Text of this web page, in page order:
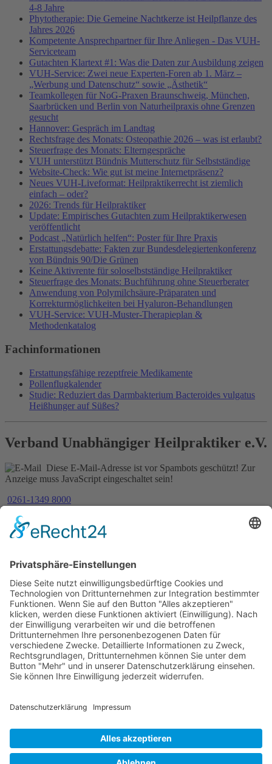
4-8 Jahre
Phytotherapie: Die Gemeine Nachtkerze ist Heilpflanze des
Jahres 2026
Kompetente Ansprechpartner für Ihre Anliegen - Das VUH-
Serviceteam
Gutachten Klartext #1: Was die Daten zur Ausbildung zeigen
VUH-Service: Zwei neue Experten-Foren ab 1. März –
„Werbung und Datenschutz“ sowie „Ästhetik“
Teamkollegen für NoG-Praxen Braunschweig, München,
Saarbrücken und Berlin von Naturheilpraxis ohne Grenzen
gesucht
Hannover: Gespräch im Landtag
Rechtsfrage des Monats: Osteopathie 2026 – was ist erlaubt?
Steuerfrage des Monats: Elterngespräche
VUH unterstützt Bündnis Mutterschutz für Selbstständige
Website-Check: Wie gut ist meine Internetpräsenz?
Neues VUH-Liveformat: Heilpraktikerrecht ist ziemlich
einfach – oder?
2026: Trends für Heilpraktiker
Update: Empirisches Gutachten zum Heilpraktikerwesen
veröffentlicht
Podcast „Natürlich helfen“: Poster für Ihre Praxis
Erstattungsdebatte: Fakten zur Bundesdelegiertenkonferenz
von Bündnis 90/Die Grünen
Keine Aktivrente für soloselbstständige Heilpraktiker
Steuerfrage des Monats: Buchführung ohne Steuerberater
Anwendung von Polymilchsäure-Präparaten und
Korrekturmöglichkeiten bei Hyaluron-Behandlungen
VUH-Service: VUH-Muster-Therapieplan &
Methodenkatalog
Fachinformationen
Erstattungsfähige rezeptfreie Medikamente
Pollenflugkalender
Studie: Reduziert das Darmbakterium Bacteroides vulgatus
Heißhunger auf Süßes?
Verband Unabhängiger Heilpraktiker e.V.
Diese E-Mail-Adresse ist vor Spambots geschützt! Zur
Anzeige muss JavaScript eingeschaltet sein!
0261-1349 8000
Gördelinger Straße 47
Iduna-Haus, Ecke Neue Straße
Impressum
Datenschutzerklärung